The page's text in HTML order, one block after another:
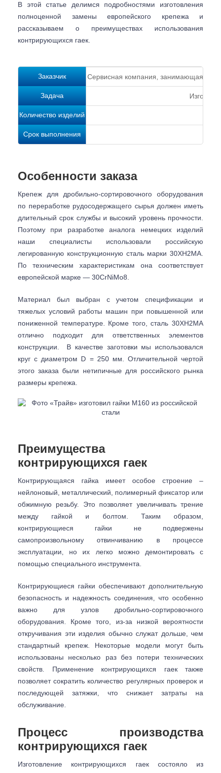
В этой статье делимся подробностями изготовления
полноценной замены европейского крепежа и
рассказываем о преимуществах использования
контрирующихся гаек.
Заказчик Сервисная компания, занимающаяся
Задача
Количество изделий
Срок выполнения
Особенности заказа
​​Крепеж для дробильно-сортировочного оборудования
по переработке рудосодержащего сырья должен иметь
длительный срок службы и высокий уровень прочности.
Поэтому при разработке аналога немецких изделий
наши специалисты использовали российскую
легированную конструкционную сталь марки 30ХН2МА.
По техническим характеристикам она соответствует
европейской марке — 30CrNiMo8.
Материал был выбран с учетом спецификации и
тяжелых условий работы машин при повышенной или
пониженной температуре. Кроме того, сталь 30ХН2МА
отлично подходит для ответственных элементов
конструкции. В качестве заготовки мы использовался
круг с диаметром D = 250 мм. Отличительной чертой
этого заказа были нетипичные для российского рынка
размеры крепежа.
Преимущества
контрирующихся гаек
Контрирующаяся гайка имеет особое строение –
нейлоновый, металлический, полимерный фиксатор или
обжимную резьбу. Это позволяет увеличивать трение
между гайкой и болтом. Таким образом,
контрирующиеся гайки не подвержены
самопроизвольному отвинчиванию в процессе
эксплуатации, но их легко можно демонтировать с
помощью специального инструмента.
Контрирующиеся гайки обеспечивают дополнительную
безопасность и надежность соединения, что особенно
важно для узлов дробильно-сортировочного
оборудования. Кроме того, из-за низкой вероятности
откручивания эти изделия обычно служат дольше, чем
стандартный крепеж. Некоторые модели могут быть
использованы несколько раз без потери технических
свойств. Применение контрирующихся гаек также
позволяет сократить количество регулярных проверок и
последующей затяжки, что снижает затраты на
обслуживание.
Процесс производства
контрирующихся гаек
Изготовление контрирующихся гаек состояло из